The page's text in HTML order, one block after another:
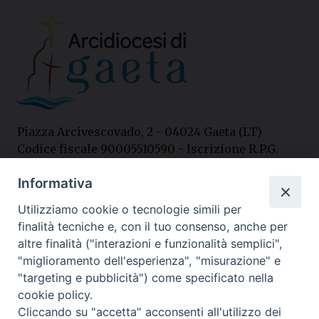
Piazza Arcivescovado, 2 - 04024 Gaeta (LT)
Codice fiscale 90005510590 - Iscrizione R.P.G.
Contatti
Curia
Tel. 0771.740341
Palazzo De Vio
Tel. 0771.464088
Informativa
Utilizziamo cookie o tecnologie simili per
finalità tecniche e, con il tuo consenso, anche per
altre finalità ("interazioni e funzionalità semplici",
"miglioramento dell'esperienza", "misurazione" e
"targeting e pubblicità") come specificato nella
cookie policy.
Cliccando su "accetta" acconsenti all'utilizzo dei